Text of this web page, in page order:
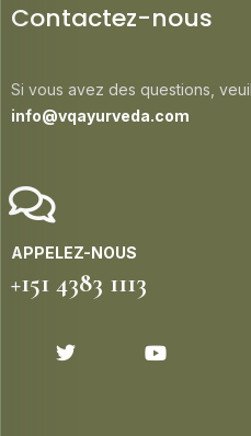
Contactez-nous
Si vous avez des questions,
info@vqayurveda.com
APPELEZ-NOUS
+151 4383 1113